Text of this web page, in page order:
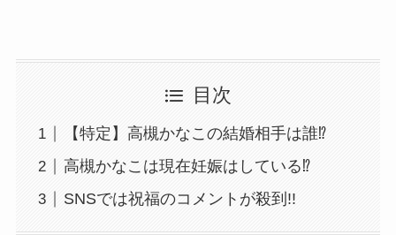
目次
【特定】高槻かなこの結婚相手は誰⁉
高槻かなこは現在妊娠はしている⁉
SNSでは祝福のコメントが殺到!!